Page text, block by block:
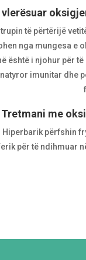
vlerësuar
të përtërijë
nga mungesa e
është i njohur për
imunitar dhe
Tretmani me
Hiperbarik përfshin
për të ndihmuar